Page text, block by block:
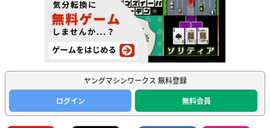
ヤングマシンワークス 無料登録
ログイン
無料会員